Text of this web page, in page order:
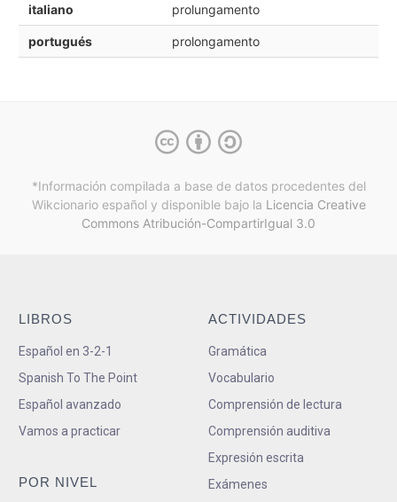
italiano prolungamento
portugués prolongamento
*Información compilada a base de datos procedentes del
Wikcionario español y disponible bajo la Licencia Creative
Commons Atribución-CompartirIgual 3.0
LIBROS
Español en 3-2-1
Spanish To The Point
Español avanzado
Vamos a practicar
POR NIVEL
ACTIVIDADES
Gramática
Vocabulario
Comprensión de lectura
Comprensión auditiva
Expresión escrita
Exámenes